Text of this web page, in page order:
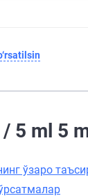
/ 5 ml 5
ўзаро